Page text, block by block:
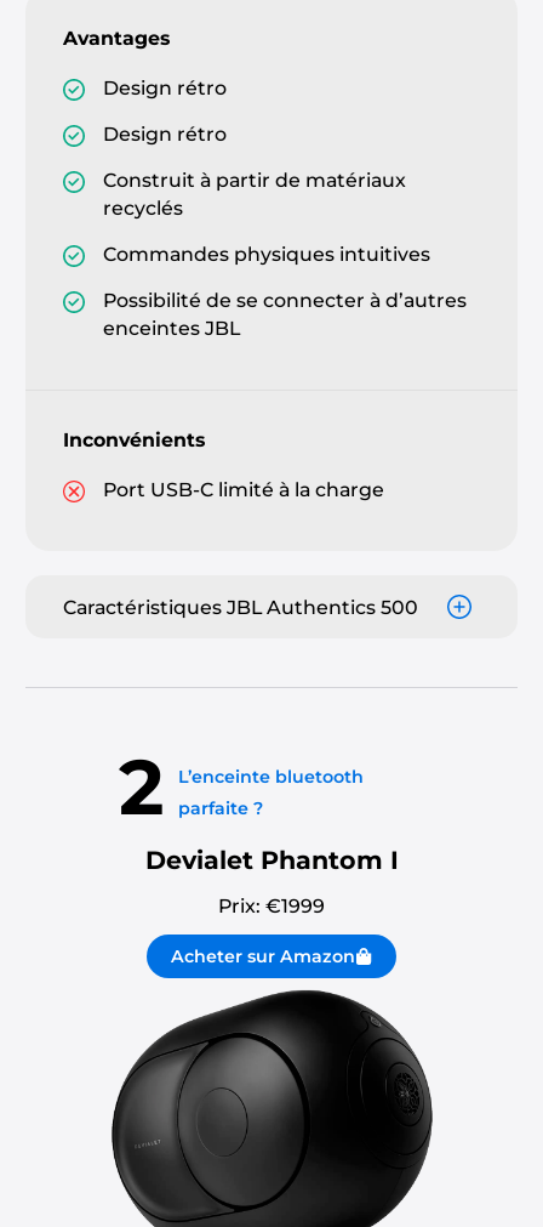
Avantages
Design rétro
Design rétro
Construit à partir de matériaux
recyclés
Commandes physiques intuitives
Possibilité de se connecter à d’autres
enceintes JBL
Inconvénients
Port USB-C limité à la charge
Caractéristiques JBL Authentics 500
2
L’enceinte bluetooth
parfaite ?
Devialet Phantom I
Prix: €1999
Acheter sur Amazon